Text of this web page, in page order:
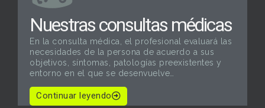
Nuestras consultas médicas
En la consulta médica, el profesional evaluará las
necesidades de la persona de acuerdo a sus
objetivos, síntomas, patologías preexistentes y
entorno en el que se desenvuelve
Continuar leyendo